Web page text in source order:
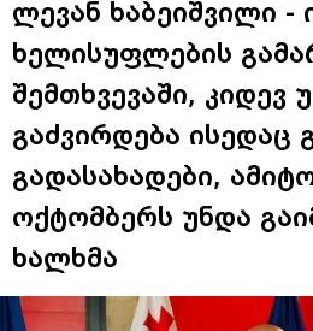
ლევან ხაბეიშვილი -
ხელისუფლების
შემთხვევაში, კიდევ
გაძვირდება ისედაც
გადასახადები,
ოქტომბერს უნდა
ხალხმა